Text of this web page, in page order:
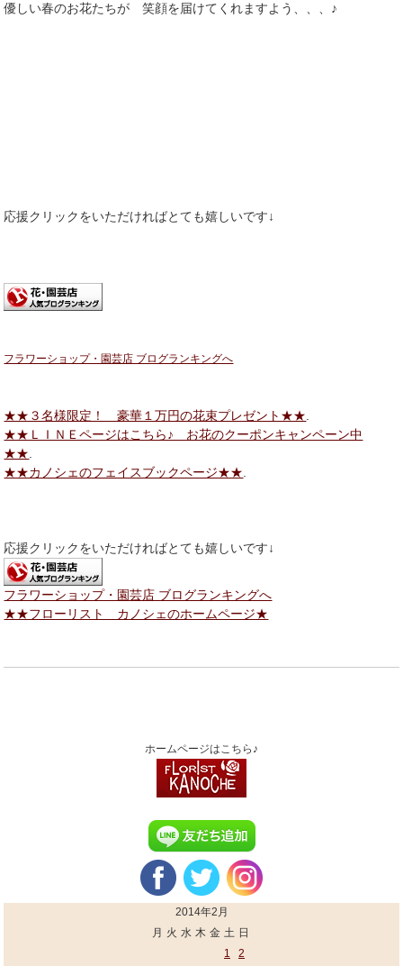
優しい春のお花たちが 笑顔を届けてくれますよう、、、♪
応援クリックをいただければとても嬉しいです↓
フラワーショップ・園芸店 ブログランキングへ
★★３名様限定！ 豪華１万円の花束プレゼント★★.
★★ＬＩＮＥページはこちら♪ お花のクーポンキャンペーン中
★★.
★★カノシェのフェイスブックページ★★.
応援クリックをいただければとても嬉しいです↓
フラワーショップ・園芸店 ブログランキングへ
★★フローリスト カノシェのホームページ★
ホームページはこちら♪
2014年2月
月 火 水 木 金 土 日
1
2